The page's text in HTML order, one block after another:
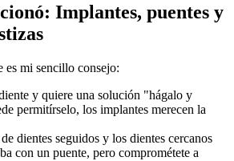
Implantes, puentes y
es mi sencillo consejo:
y quiere una solución "hágalo y
permitírselo, los implantes merecen la
dientes seguidos y los dientes cercanos
con un puente, pero comprométete a